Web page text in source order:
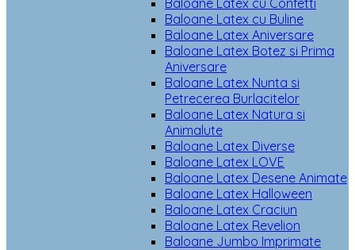
Baloane Latex cu Confetti
Baloane Latex cu Buline
Baloane Latex Aniversare
Baloane Latex Botez si Prima
Aniversare
Baloane Latex Nunta si
Petrecerea Burlacitelor
Baloane Latex Natura si
Animalute
Baloane Latex Diverse
Baloane Latex LOVE
Baloane Latex Desene Animate
Baloane Latex Halloween
Baloane Latex Craciun
Baloane Latex Revelion
Baloane Jumbo Imprimate